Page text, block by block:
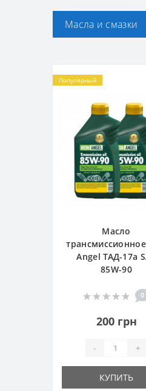
Масла и смазки
Популярный
Масло
Angel ТАД-17а
85W-90
0
200 грн
- +
КУПИТЬ